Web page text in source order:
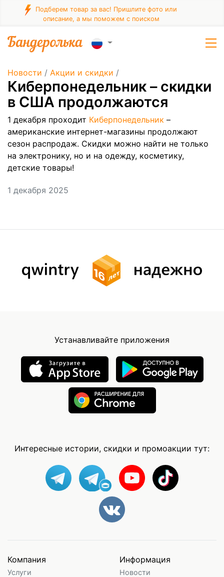
Подберем товар за вас! Пришлите фото или
описание, а мы поможем с поиском
Новости / Акции и скидки /
Киберпонедельник – скидки
в США продолжаются
1 декабря проходит Киберпонедельник –
американские интернет-магазины продолжают
сезон распродаж. Скидки можно найти не только
на электронику, но и на одежду, косметику,
детские товары!
1 декабря 2025
Устанавливайте приложения
Интересные истории, скидки и промоакции тут:
Компания
Услуги
Информация
Новости